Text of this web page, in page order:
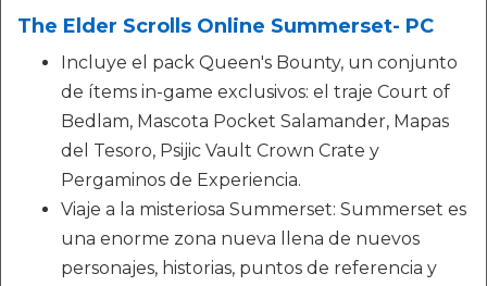
The Elder Scrolls Online Summerset- PC
Incluye el pack Queen's Bounty, un conjunto
de ítems in-game exclusivos: el traje Court of
Bedlam, Mascota Pocket Salamander, Mapas
del Tesoro, Psijic Vault Crown Crate y
Pergaminos de Experiencia.
Viaje a la misteriosa Summerset: Summerset es
una enorme zona nueva llena de nuevos
personajes, historias, puntos de referencia y